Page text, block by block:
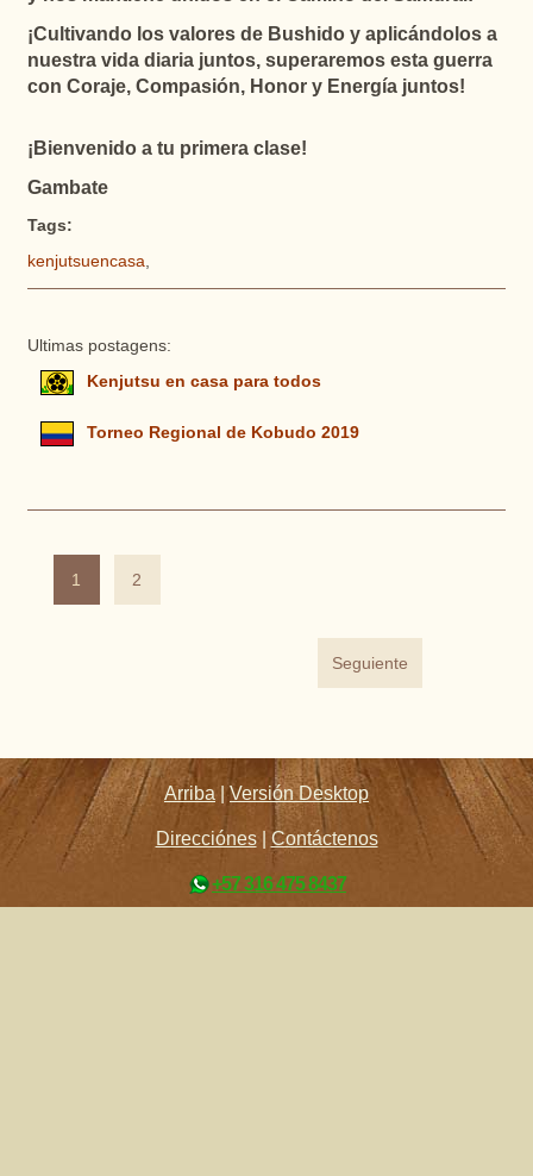
¡Cultivando los valores de Bushido y aplicándolos a
nuestra vida diaria juntos, superaremos esta guerra
con Coraje, Compasión, Honor y Energía juntos!
¡Bienvenido a tu primera clase!
Gambate
Tags:
kenjutsuencasa
Ultimas postagens:
Kenjutsu en casa para todos
Torneo Regional de Kobudo 2019
1 2
Seguiente
Arriba |Versión Desktop
Direcciónes| Contáctenos
+57 316 475 8437